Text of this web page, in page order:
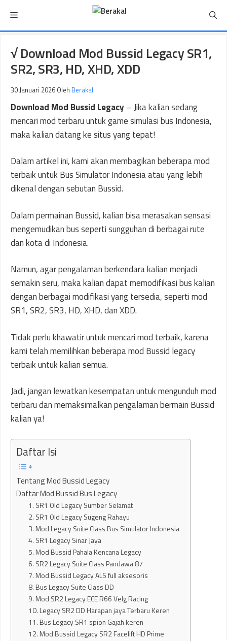
isi
Menu
√ Download Mod Bussid Legacy SR1,
SR2, SR3, HD, XHD, XDD
30 Januari 2026 Oleh Berakal
Download Mod Bussid Legacy– Jika kalian sedang
mencari mod terbaru untuk game simulasi bus Indonesia,
maka kalian datang ke situs yang tepat!
Dalam artikel ini, kami akan membagikan beberapa mod
terbaik untuk Bus Simulator Indonesia atau yang lebih
dikenal dengan sebutan Bussid.
Dalam permainan Bussid, kalian bisa merasakan sensasi
mengemudikan bus seperti sungguhan di berbagai rute
dan kota di Indonesia.
Namun, agar pengalaman berkendara kalian menjadi
semakin seru, maka kalian dapat memodifikasi bus kalian
dengan berbagai modifikasi yang tersedia, seperti mod
SR1, SR2, SR3, HD, XHD, dan XDD.
Tidak perlu khawatir untuk mencari mod terbaik, karena
kami telah memilihkan beberapa mod Bussid legacy
terbaik untuk kalian semua.
Jadi, jangan lewatkan kesempatan untuk mengunduh mod
terbaru dan memaksimalkan pengalaman bermain Bussid
kalian ya!
Daftar Isi
Tentang Mod Bussid Legacy
Daftar Mod Bussid Bus Legacy
1. SR1 Old Legacy Sumber Selamat
2. SR1 Old Legacy Sugeng Rahayu
3. Mod Legacy Suite Class Bus Simulator Indonesia
4. SR1 Legacy Sinar Jaya
5. Mod Bussid Pahala Kencana Legacy
6. SR2 Legacy Suite Class Pandawa 87
7. Mod Bussid Legacy ALS full aksesoris
8. Bus Legacy Suite Class DD
9. Mod SR2 Legacy ECE R66 Velg Racing
10. Legacy SR2 DD Harapan jaya Terbaru Keren
11. Bus Legacy SR1 spion Gajah keren
12. Mod Bussid Legacy SR2 Facelift HD Prime